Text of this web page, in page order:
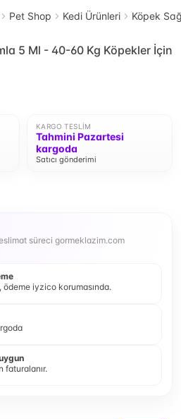
Pet Shop Kedi Ürünleri Köpek
5 Ml - 40-60 Kg Köpekler İçin
KARGO TESLIM
Tahmini Pazartesi
kargoda
Satıcı gönderimi
süreci gormeklazim.com
iyzico korumasında.
faturalanır.